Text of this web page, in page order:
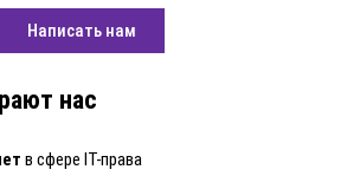
Написать нам
нас
в сфере IT-права